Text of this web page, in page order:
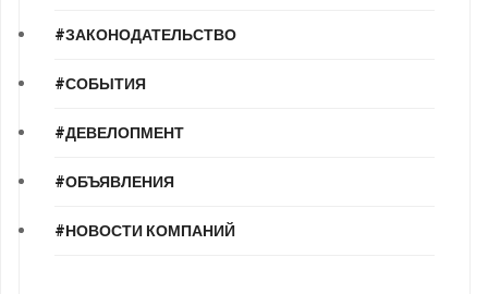
#ЗАКОНОДАТЕЛЬСТВО
#СОБЫТИЯ
#ДЕВЕЛОПМЕНТ
#ОБЪЯВЛЕНИЯ
#НОВОСТИ КОМПАНИЙ